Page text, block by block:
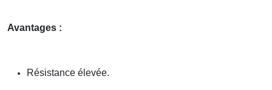
Avantages :
Résistance élevée.